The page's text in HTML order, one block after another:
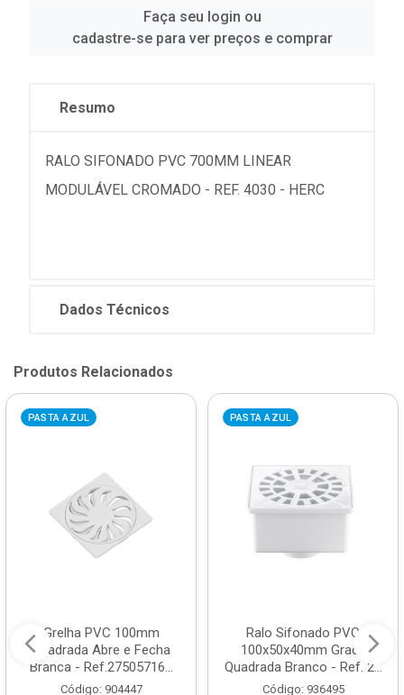
Faça seu login ou
cadastre-se para ver preços e comprar
Resumo
RALO SIFONADO PVC 700MM LINEAR
MODULÁVEL CROMADO - REF. 4030 - HERC
Dados Técnicos
Produtos Relacionados
PASTA AZUL
Grelha PVC 100mm
Quadrada Abre e Fecha
Branca - Ref.27505716...
Código: 904447
PASTA AZUL
Ralo Sifonado PVC
100x50x40mm Grade
Quadrada Branco - Ref. 2...
Código: 936495